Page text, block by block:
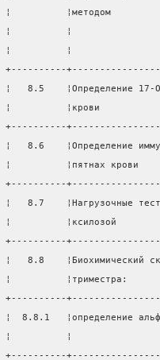
¦          ¦методом
¦          ¦
¦          ¦
+----------
¦   8.5    ¦Определение 17-
¦          ¦крови
+----------
¦   8.6    ¦Определение
¦          ¦пятнах
+----------
¦   8.7    ¦Нагрузочные
¦          ¦ксилозой
+----------
¦   8.8    ¦Биохимический
¦          ¦триместра:
+----------
¦  8.8.1   ¦определение
¦          ¦
+----------